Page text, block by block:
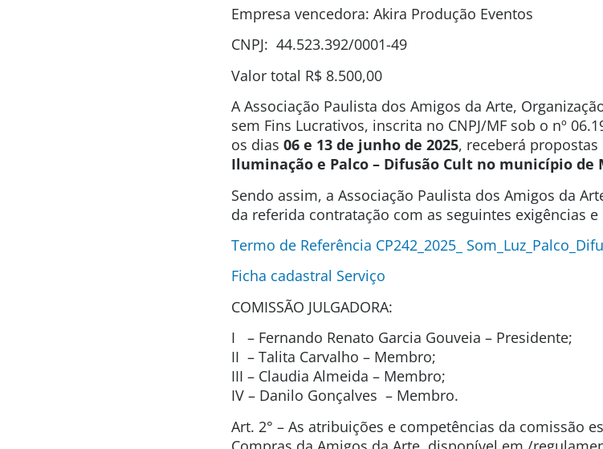
Empresa vencedora: Akira Produção Eventos
CNPJ: 44.523.392/0001-49
Valor total R$ 8.500,00
A Associação Paulista dos Amigos da Arte,
sem Fins Lucrativos, inscrita no CNPJ/MF sob o nº
os dias 06 e 13 de junho de 2025, receberá propostas
Iluminação e Palco – Difusão Cult no município de
Sendo assim, a Associação Paulista dos Amigos da
da referida contratação com as seguintes exigências e
Termo de Referência CP242_2025_
Ficha cadastral Serviço
COMISSÃO JULGADORA:
I – Fernando Renato Garcia Gouveia – Presidente;
II – Talita Carvalho – Membro;
III – Claudia Almeida – Membro;
IV – Danilo Gonçalves – Membro.
Art. 2° – As atribuições e competências da comissão